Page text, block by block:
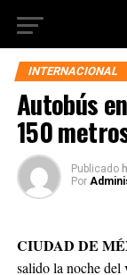
INTERNACIONAL
Autobús
150
Publicado
Por
CIUDAD DE
salido la noche del